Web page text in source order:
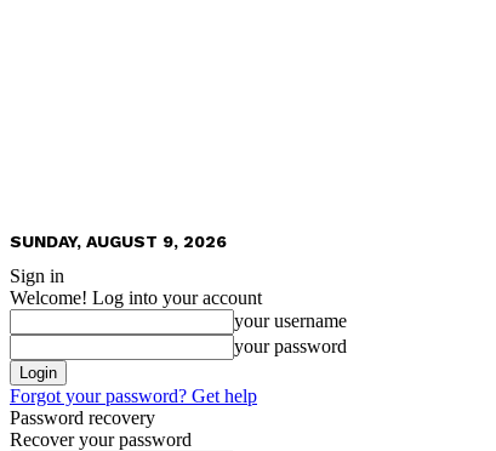
SUNDAY, AUGUST 9, 2026
Sign in
Welcome! Log into your account
your username
your password
Forgot your password? Get help
Password recovery
Recover your password